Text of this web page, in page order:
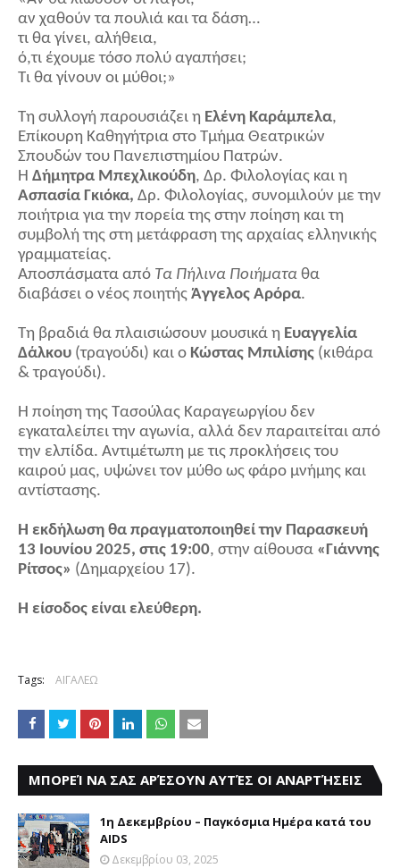
αν χαθούν τα πουλιά και τα δάση…
τι θα γίνει, αλήθεια,
ό,τι έχουμε τόσο πολύ αγαπήσει;
Τι θα γίνουν οι μύθοι;»
Τη συλλογή παρουσιάζει η Ελένη Καράμπελα,
Επίκουρη Καθηγήτρια στο Τμήμα Θεατρικών
Σπουδών του Πανεπιστημίου Πατρών.
Η Δήμητρα Μπεχλικούδη, Δρ. Φιλολογίας και η
Ασπασία Γκιόκα, Δρ. Φιλολογίας, συνομιλούν με την
ποιήτρια για την πορεία της στην ποίηση και τη
συμβολή της στη μετάφραση της αρχαίας ελληνικής
γραμματείας.
Αποσπάσματα από Τα Πήλινα Ποιήματα θα
διαβάσει ο νέος ποιητής Άγγελος Αρόρα.
Τη βραδιά θα πλαισιώσουν μουσικά η Ευαγγελία
Δάλκου (τραγούδι) και ο Κώστας Μπιλίσης (κιθάρα
& τραγούδι).
Η ποίηση της Τασούλας Καραγεωργίου δεν
εγκαταλείπει την αγωνία, αλλά δεν παραιτείται από
την ελπίδα. Αντιμέτωπη με τις προκλήσεις του
καιρού μας, υψώνει τον μύθο ως φάρο μνήμης και
αντίστασης.
Η εκδήλωση θα πραγματοποιηθεί την Παρασκευή
13 Ιουνίου 2025, στις 19:00, στην αίθουσα «Γιάννης
Ρίτσος» (Δημαρχείου 17).
Η είσοδος είναι ελεύθερη.
Tags: ΑΙΓΑΛΕΩ
ΜΠΟΡΕΊ ΝΑ ΣΑΣ ΑΡΈΣΟΥΝ ΑΥΤΈΣ ΟΙ ΑΝΑΡΤΉΣΕΙΣ
1η Δεκεμβρίου – Παγκόσμια Ημέρα κατά του
AIDS
Δεκεμβρίου 03, 2025